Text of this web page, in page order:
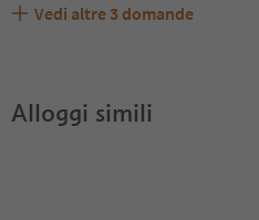
Appartamenti Preiss accetta
Quali servizi/attività sono
Gli ospiti di Appartamenti
Vedi altre 3 domande
Alloggi simili